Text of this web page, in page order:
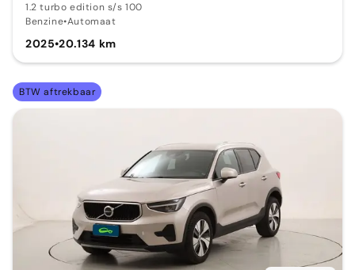
1.2 turbo edition s/s 100
Benzine•Automaat
2025•20.134 km
BTW aftrekbaar